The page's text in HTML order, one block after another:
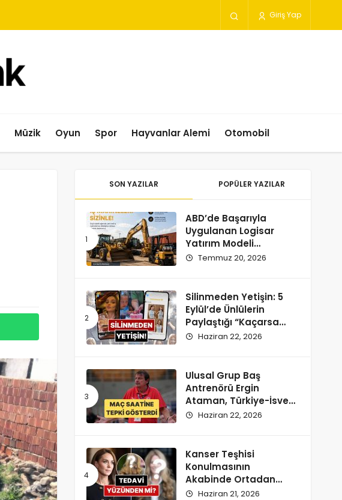
Giriş Yap
Müzik Oyun Spor Hayvanlar Alemi Otomobil
SON YAZILAR POPÜLER YAZILAR
ABD’de Başarıyla
Uygulanan Logisar
Yatırım Modeli
Türkiye’ye Geliyor
Temmuz 20, 2026
Silinmeden Yetişin: 5
Eylül’de Ünlülerin
Paylaştığı “Kaçarsa
Yazık Olur” Temalı
Haziran 22, 2026
Ulusal Grup Baş
Antrenörü Ergin
Ataman, Türkiye-İsveç
Maçı Saatine
Haziran 22, 2026
Kanser Teşhisi
Konulmasının
Akabinde Ortadan
Kaybolan Kate
Haziran 21, 2026